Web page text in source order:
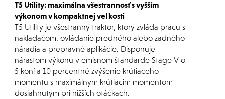
T5 Utility: maximálna všestrannosť s vyšším
výkonom v kompaktnej veľkosti
T5 Utility je všestranný traktor, ktorý zvláda prácu s
nakladačom, ovládanie predného alebo zadného
náradia a prepravné aplikácie. Disponuje
nárastom výkonu v emisnom štandarde Stage V o
5 koní a 10 percentné zvýšenie krútiaceho
momentu s maximálnym krútiacim momentom
dosiahnutým pri nižších otáčkach.